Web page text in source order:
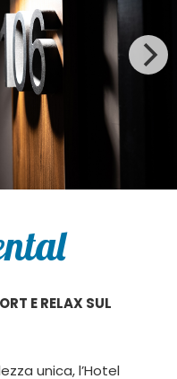
E RELAX SUL
unica, l’Hotel